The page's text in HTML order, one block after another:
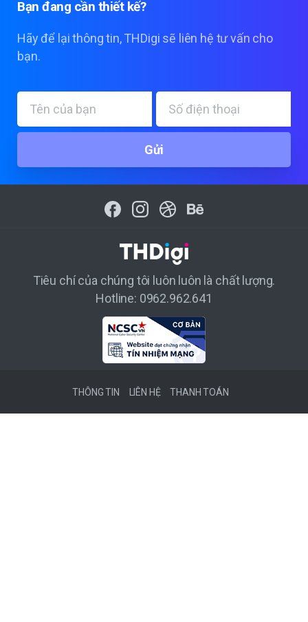
Bạn đang cần thiết kế?
Hãy để lại thông tin, THDigi sẽ liên hệ tư vấn cho
bạn.
Tiêu chí của chúng tôi luôn luôn là chất lượng.
Hotline: 0962.962.641
THÔNG TIN LIÊN HỆ THANH TOÁN